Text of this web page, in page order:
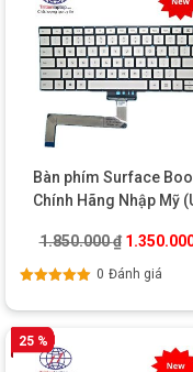
Bàn phím Surface
Chính Hãng Nhập Mỹ
1.850.000₫ Giá gốc
0 Đánh giá
25 %